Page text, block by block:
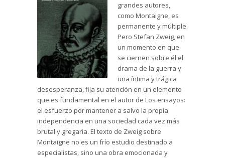
grandes autores,
como Montaigne, es
permanente y múltiple.
Pero Stefan Zweig, en
un momento en que
se ciernen sobre él el
drama de la guerra y
una íntima y trágica
desesperanza, fija su atención en un elemento
que es fundamental en el autor de Los ensayos:
el esfuerzo por mantener a salvo la propia
independencia en una sociedad cada vez más
brutal y gregaria. El texto de Zweig sobre
Montaigne no es un frío estudio destinado a
especialistas, sino una obra emocionada y